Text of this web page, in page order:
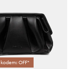
OFF*